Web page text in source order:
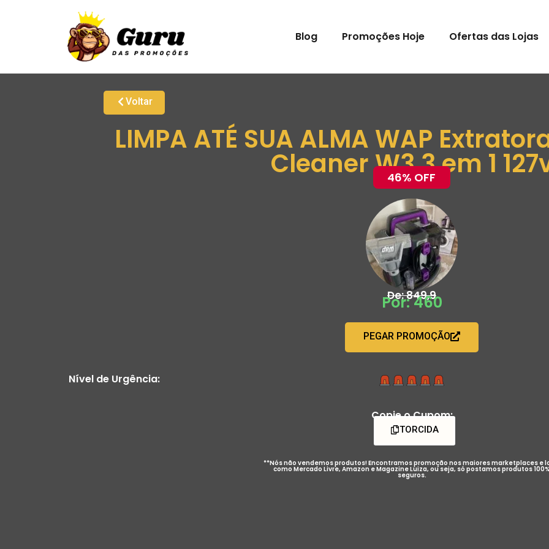
Blog Promoções Hoje Ofertas das Lojas
Voltar
LIMPA ATÉ SUA ALMA WAP
Cleaner W3 3 em 1
46% OFF
De: 849,9
Por: 460
PEGAR PROMOÇÃO
Nível de Urgência:
Copie o Cupom:
TORCIDA
**Nós não vendemos produtos! Encontramos promoção nos maiores marketplaces e
como Mercado Livre, Amazon e Magazine Luiza, ou seja, só postamos produtos 100%
seguros.